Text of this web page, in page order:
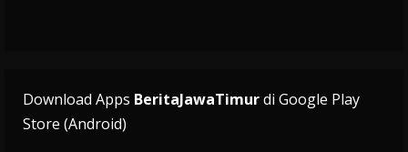
Download Apps BeritaJawaTimurdi Google Play
Store (Android)